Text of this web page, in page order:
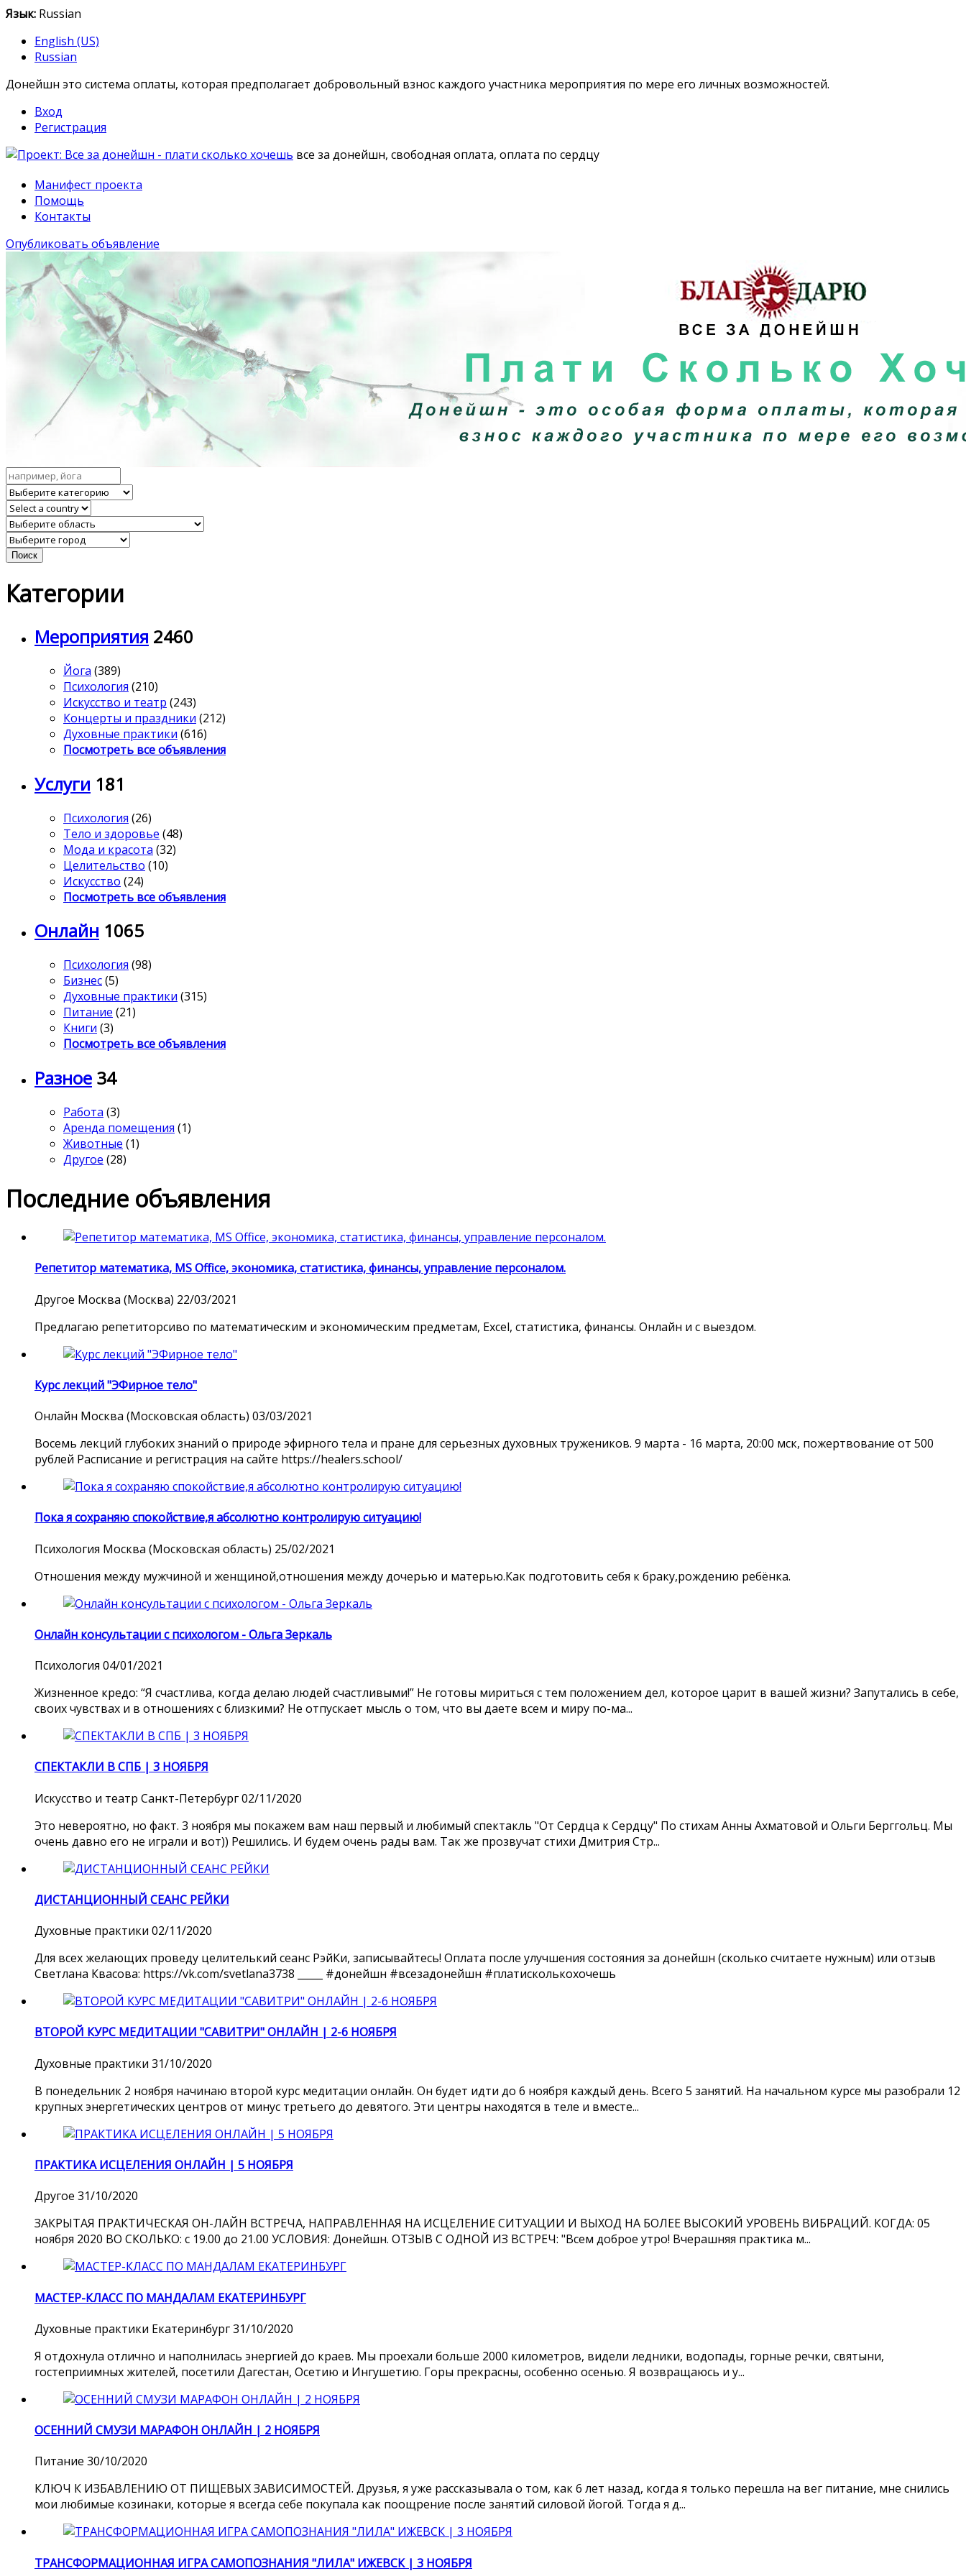
Язык: Russian
English (US)
Russian
Донейшн это система оплаты, которая предполагает добровольный взнос каждого участника мероприятия по мере его личных возможностей.
Вход
Регистрация
все за донейшн, свободная оплата, оплата по сердцу
Манифест проекта
Помощь
Контакты
Опубликовать объявление
Поиск
Категории
Мероприятия 2460
Йога (389)
Психология (210)
Искусство и театр (243)
Концерты и праздники (212)
Духовные практики (616)
Посмотреть все объявления
Услуги 181
Психология (26)
Тело и здоровье (48)
Мода и красота (32)
Целительство (10)
Искусство (24)
Посмотреть все объявления
Онлайн 1065
Психология (98)
Бизнес(5)
Духовные практики (315)
Питание (21)
Книги (3)
Посмотреть все объявления
Разное 34
Работа (3)
Аренда помещения (1)
Животные (1)
Другое (28)
Последние объявления
Репетитор математика, MS Office, экономика, статистика, финансы, управление персоналом.
Другое Москва (Москва) 22/03/2021
Предлагаю репетиторсиво по математическим и экономическим предметам, Excel, статистика, финансы. Онлайн и с выездом.
Курс лекций "ЭФирное тело"
Онлайн Москва (Московская область) 03/03/2021
Восемь лекций глубоких знаний о природе эфирного тела и пране для серьезных духовных тружеников. 9 марта - 16 марта, 20:00 мск, пожертвование от 500
рублей Расписание и регистрация на сайте https://healers.school/
Пока я сохраняю спокойствие,я абсолютно контролирую ситуацию!
Психология Москва (Московская область) 25/02/2021
Отношения между мужчиной и женщиной,отношения между дочерью и матерью.Как подготовить себя к браку,рождению ребёнка.
Онлайн консультации с психологом - Ольга Зеркаль
Психология 04/01/2021
Жизненное кредо: “Я счастлива, когда делаю людей счастливыми!” Не готовы мириться с тем положением дел, которое царит в вашей жизни? Запутались в себе,
своих чувствах и в отношениях с близкими? Не отпускает мысль о том, что вы даете всем и миру по-ма...
СПЕКТАКЛИ В СПБ | 3 НОЯБРЯ
Искусство и театр Санкт-Петербург02/11/2020
Это невероятно, но факт. 3 ноября мы покажем вам наш первый и любимый спектакль "От Сердца к Сердцу" По стихам Анны Ахматовой и Ольги Берггольц. Мы
очень давно его не играли и вот)) Решились. И будем очень рады вам. Так же прозвучат стихи Дмитрия Стр...
ДИСТАНЦИОННЫЙ СЕАНС РЕЙКИ
Духовные практики 02/11/2020
Для всех желающих проведу целителький сеанс РэйКи, записывайтесь! Оплата после улучшения состояния за донейшн (сколько считаете нужным) или отзыв
Светлана Квасова: https://vk.com/svetlana3738 _____ #донейшн #всезадонейшн #платисколькохочешь
ВТОРОЙ КУРС МЕДИТАЦИИ "САВИТРИ" ОНЛАЙН | 2-6 НОЯБРЯ
Духовные практики 31/10/2020
В понедельник 2 ноября начинаю второй курс медитации онлайн. Он будет идти до 6 ноября каждый день. Всего 5 занятий. На начальном курсе мы разобрали 12
крупных энергетических центров от минус третьего до девятого. Эти центры находятся в теле и вместе...
ПРАКТИКА ИСЦЕЛЕНИЯ ОНЛАЙН | 5 НОЯБРЯ
Другое 31/10/2020
ЗАКРЫТАЯ ПРАКТИЧЕСКАЯ ОН-ЛАЙН ВСТРЕЧА, НАПРАВЛЕННАЯ НА ИСЦЕЛЕНИЕ СИТУАЦИИ И ВЫХОД НА БОЛЕЕ ВЫСОКИЙ УРОВЕНЬ ВИБРАЦИЙ. КОГДА: 05
ноября 2020 ВО СКОЛЬКО: с 19.00 до 21.00 УСЛОВИЯ: Донейшн. ОТЗЫВ С ОДНОЙ ИЗ ВСТРЕЧ: "Всем доброе утро! Вчерашняя практика м...
МАСТЕР-КЛАСС ПО МАНДАЛАМ ЕКАТЕРИНБУРГ
Духовные практики Екатеринбург31/10/2020
Я отдохнула отлично и наполнилась энергией до краев. Мы проехали больше 2000 километров, видели ледники, водопады, горные речки, святыни,
гостеприимных жителей, посетили Дагестан, Осетию и Ингушетию. Горы прекрасны, особенно осенью. Я возвращаюсь и у...
ОСЕННИЙ СМУЗИ МАРАФОН ОНЛАЙН | 2 НОЯБРЯ
Питание 30/10/2020
КЛЮЧ К ИЗБАВЛЕНИЮ ОТ ПИЩЕВЫХ ЗАВИСИМОСТЕЙ. Друзья, я уже рассказывала о том, как 6 лет назад, когда я только перешла на вег питание, мне снились
мои любимые козинаки, которые я всегда себе покупала как поощрение после занятий силовой йогой. Тогда я д...
ТРАНСФОРМАЦИОННАЯ ИГРА САМОПОЗНАНИЯ "ЛИЛА" ИЖЕВСК | 3 НОЯБРЯ